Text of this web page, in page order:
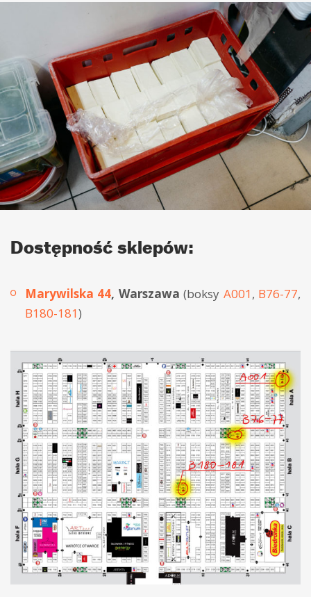
Dostępność sklepów:
Marywilska 44, Warszawa (boksy A001, B76-77,
B180-181)